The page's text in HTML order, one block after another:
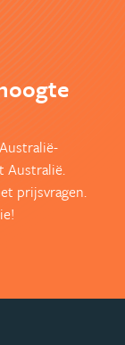
Australië.
prijsvragen.